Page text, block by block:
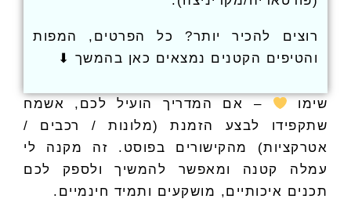
רוצים להכיר יותר? כל הפרטים, המפות
והטיפים הקטנים נמצאים כאן בהמשך ⬇
שימו
– אם המדריך הועיל לכם, אשמח
שתקפידו לבצע הזמנת (מלונות / רכבים /
אטרקציות) מהקישורים בפוסט. זה מקנה לי
עמלה קטנה ומאפשר להמשיך ולספק לכם
תכנים איכותיים, מושקעים ותמיד חינמיים.